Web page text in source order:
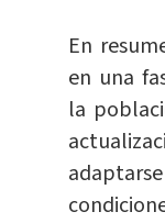
En
en una
la